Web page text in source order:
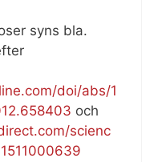
syns bla.
doi/abs/1
och
scienc